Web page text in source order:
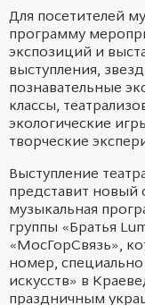
Для посетителей
программу
экспозиций и
выступления,
познавательные
классы,
экологические
творческие
Выступление
представит новый
музыкальная
группы «Братья
«МосГорСвязь»,
номер,
искусств» в
праздничным